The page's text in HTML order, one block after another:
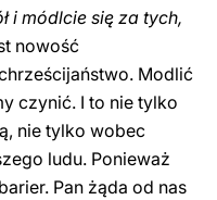
i módlcie się za tych,
nowość
Modlić
czynić. I to nie tylko
nie tylko wobec
ludu. Ponieważ
Pan żąda od nas